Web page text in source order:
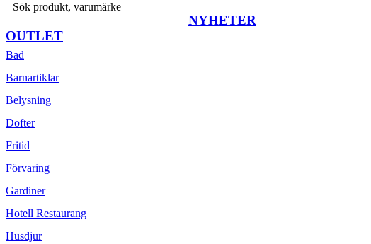
Sök produkt, varumärke
NYHETER
OUTLET
Bad
Barnartiklar
Belysning
Dofter
Fritid
Förvaring
Gardiner
Hotell Restaurang
Husdjur